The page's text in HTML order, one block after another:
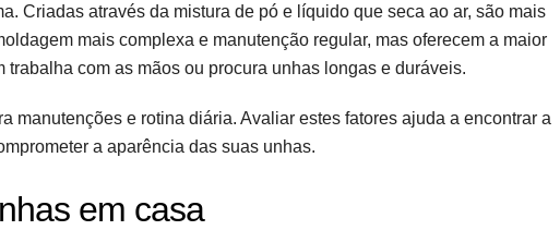
Criadas através da mistura de pó e líquido que seca ao ar, são mais
mais complexa e manutenção regular, mas oferecem a maior
com as mãos ou procura unhas longas e duráveis.
manutenções e rotina diária. Avaliar estes fatores ajuda a encontrar a
a aparência das suas unhas.
em casa